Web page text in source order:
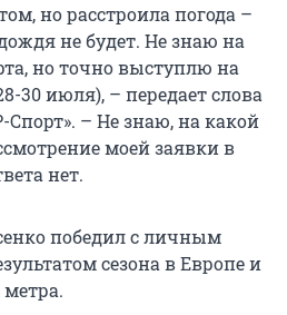
но расстроила погода –
не будет. Не знаю на
но точно выступлю на
30 июля), – передает слова
Спорт». – Не знаю, на какой
моей заявки в
нет.
победил с личным
сезона в Европе и